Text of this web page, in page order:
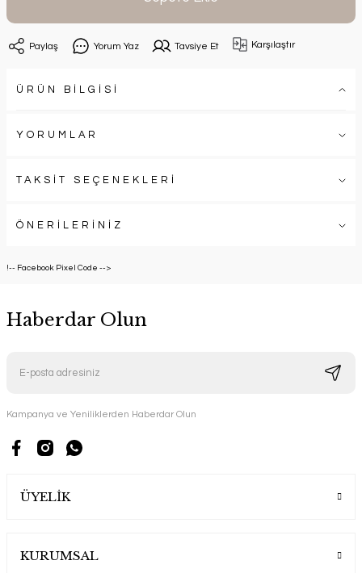
Paylaş Yorum Yaz Tavsiye Et Karşılaştır
ÜRÜN BİLGİSİ
YORUMLAR
TAKSİT SEÇENEKLERİ
ÖNERİLERİNİZ
!-- Facebook Pixel Code -->
Haberdar Olun
Kampanya ve Yeniliklerden Haberdar Olun
ÜYELİK
KURUMSAL